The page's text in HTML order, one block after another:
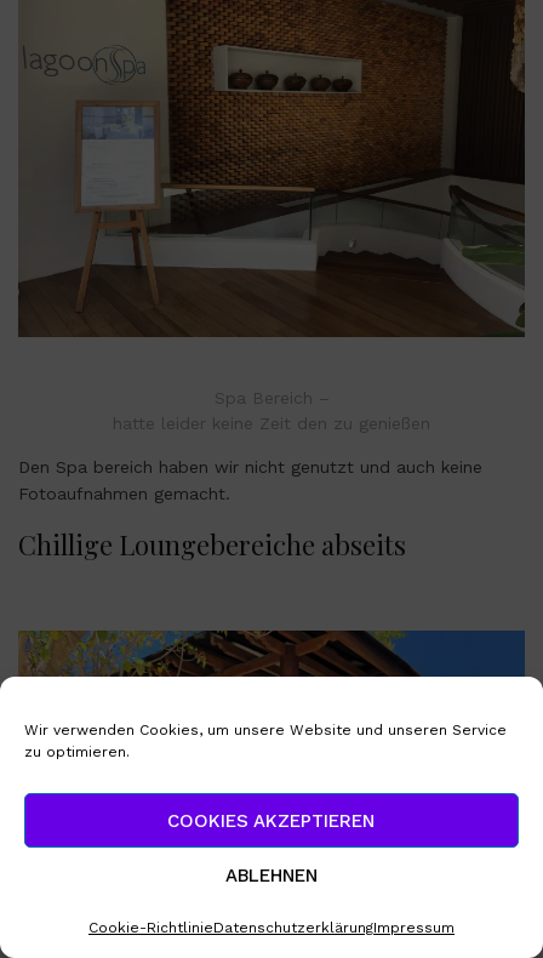
Wir verwenden Cookies, um unsere Website und unseren Service
zu optimieren.
COOKIES AKZEPTIEREN
ABLEHNEN
Cookie-RichtlinieDatenschutzerklärungImpressum
Spa Bereich –
hatte leider keine Zeit den zu genießen
Den Spa bereich haben wir nicht genutzt und auch keine
Fotoaufnahmen gemacht.
Chillige Loungebereiche abseits